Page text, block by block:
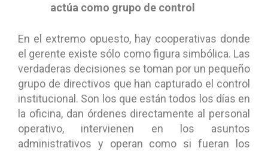
actúa como grupo de control
En el extremo opuesto, hay cooperativas donde
el gerente existe sólo como figura simbólica. Las
verdaderas decisiones se toman por un pequeño
grupo de directivos que han capturado el control
institucional. Son los que están todos los días en
la oficina, dan órdenes directamente al personal
operativo, intervienen en los asuntos
administrativos y operan como si fueran los